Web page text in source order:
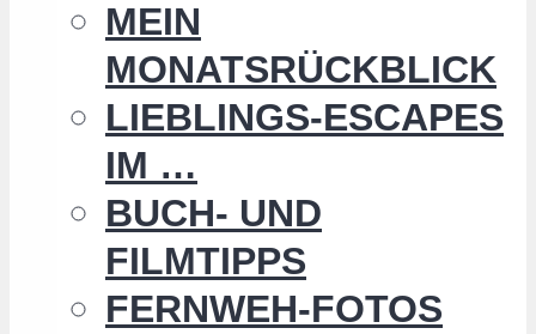
MEIN
MONATSRÜCKBLICK
LIEBLINGS-ESCAPES
IM …
BUCH- UND
FILMTIPPS
FERNWEH-FOTOS